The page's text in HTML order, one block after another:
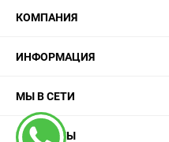
КОМПАНИЯ
ИНФОРМАЦИЯ
МЫ В СЕТИ
КОНТАКТЫ